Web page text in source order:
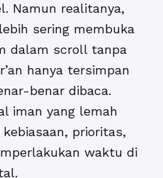
Namun realitanya,
sering membuka
dalam scroll tanpa
hanya tersimpan
benar dibaca.
iman yang lemah
prioritas,
waktu di